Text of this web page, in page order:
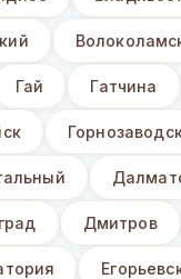
Гай Гатчина
Дмитров